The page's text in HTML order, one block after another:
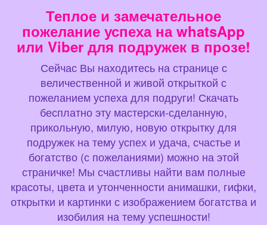
Теплое и замечательное
пожелание успеха на whatsApp
или Viber для подружек в прозе!
Сейчас Вы находитесь на странице с
величественной и живой открыткой с
пожеланием успеха для подруги! Скачать
бесплатно эту мастерски-сделанную,
прикольную, милую, новую открытку для
подружек на тему успех и удача, счастье и
богатство (с пожеланиями) можно на этой
страничке! Мы счастливы найти вам полные
красоты, цвета и утонченности анимашки, гифки,
открытки и картинки с изображением богатства и
изобилия на тему успешности!